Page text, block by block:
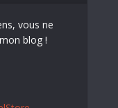
vous ne
blog !